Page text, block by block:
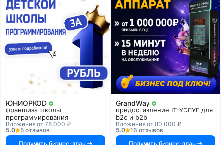
ЮНИОРКОD
франшиза школы
программирования
Вложения от 78 000 ₽
5.0
5 отзывов
Получить бизнес-план
GrandWay
предоставление IT-УСЛУГ для
b2c и b2b
Вложения от 80 000 ₽
5.0
16 отзывов
Получить бизнес-план